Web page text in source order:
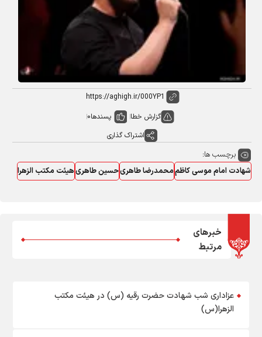
گزارش خطا پسندها0
اشتراک گذاری
برچسب ها:
شهادت امام موسی کاظممحمدرضا طاهریحسین طاهریهیئت مکتب الزهرا
خبرهای
مرتبط
عزاداری شب شهادت حضرت رقیه (س) در هیئت مکتب
الزهرا(س)